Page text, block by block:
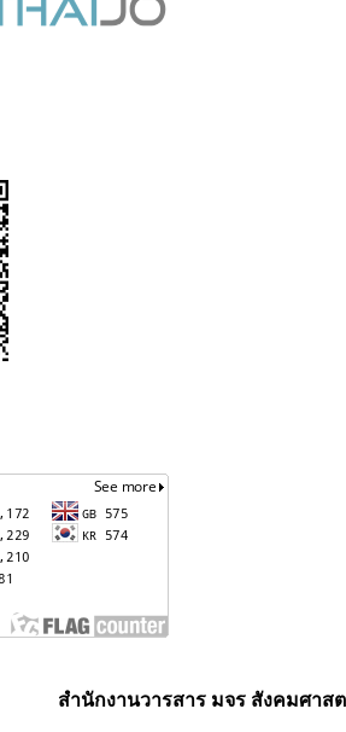
สำนักงานวารสาร มจร สังคมศาส